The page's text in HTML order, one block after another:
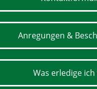
Anregungen &
Was erledige ich